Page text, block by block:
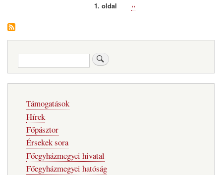
1. oldal
Következő
››
Keresés
navigáció
Támogatások
Hírek
Főpásztor
Érsekek sora
Főegyházmegyei hivatal
Főegyházmegyei hatóság